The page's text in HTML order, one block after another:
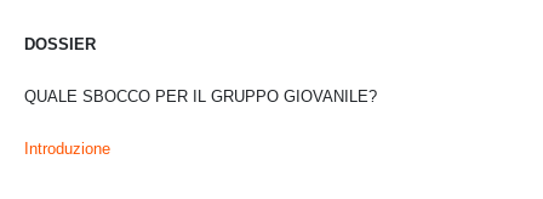
DOSSIER
QUALE SBOCCO PER IL GRUPPO GIOVANILE?
Introduzione